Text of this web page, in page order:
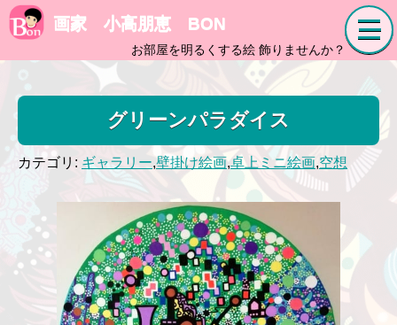
画家 小高朋恵 BON
お部屋を明るくする絵 飾りませんか？
グリーンパラダイス
カテゴリ: ギャラリー,壁掛け絵画,卓上ミニ絵画,空想